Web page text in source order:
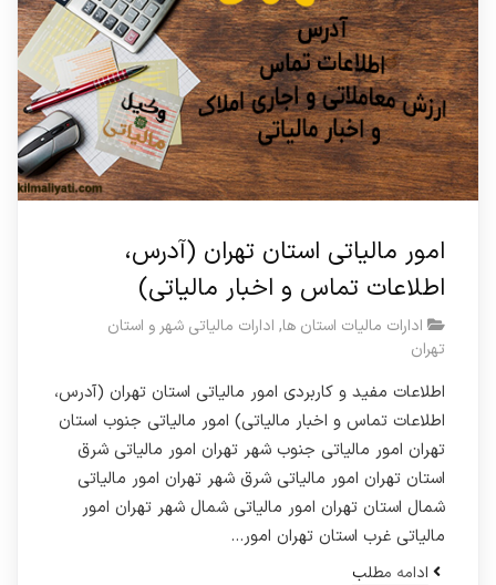
امور مالیاتی استان تهران (آدرس،
اطلاعات تماس و اخبار مالیاتی)
ادارات مالیات استان ها, ادارات مالیاتی شهر و استان
تهران
اطلاعات مفید و کاربردی امور مالیاتی استان تهران (آدرس،
اطلاعات تماس و اخبار مالیاتی) امور مالیاتی جنوب استان
تهران امور مالیاتی جنوب شهر تهران امور مالیاتی شرق
استان تهران امور مالیاتی شرق شهر تهران امور مالیاتی
شمال استان تهران امور مالیاتی شمال شهر تهران امور
مالیاتی غرب استان تهران امور…
ادامه مطلب